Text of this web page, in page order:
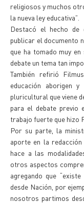
religiosos y muchos
la nueva ley educativa”.
Destacó el hecho de
publicar el documento
que ha tomado muy
debate un tema tan
También refirió
educación aborigen
pluricultural que viene
para el debate previo
trabajo fuerte que hizo
Por su parte, la
aporte en la
hace a las
otros aspectos
agregando que
desde Nación, por
nosotros partimos